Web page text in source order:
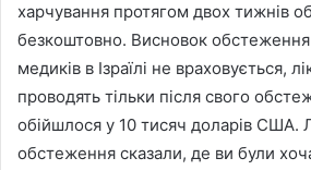
харчування протягом двох тижнів
безкоштовно. Висновок обстеження
медиків в Ізраїлі не враховується,
проводять тільки після свого
обійшлося у 10 тисяч доларів США.
обстеження сказали, де ви були